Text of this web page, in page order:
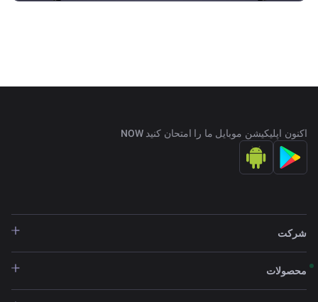
اکنون اپلیکیشن موبایل ما را امتحان کنید NOW
شرکت
محصولات